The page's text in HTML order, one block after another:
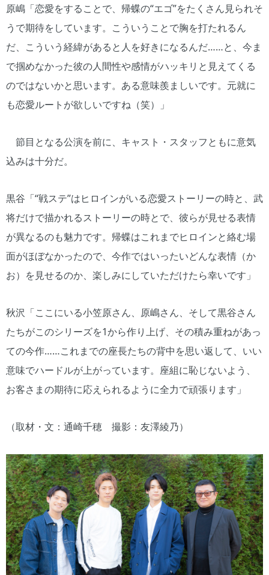
原嶋「恋愛をすることで、帰蝶の“エゴ”をたくさん見られそ
うで期待をしています。こういうことで胸を打たれるん
だ、こういう経緯があると人を好きになるんだ……と、今ま
で掴めなかった彼の人間性や感情がハッキリと見えてくる
のではないかと思います。ある意味羨ましいです。元就に
も恋愛ルートが欲しいですね（笑）」
節目となる公演を前に、キャスト・スタッフともに意気
込みは十分だ。
黒谷「“戦ステ”はヒロインがいる恋愛ストーリーの時と、武
将だけで描かれるストーリーの時とで、彼らが見せる表情
が異なるのも魅力です。帰蝶はこれまでヒロインと絡む場
面がほぼなかったので、今作ではいったいどんな表情（か
お）を見せるのか、楽しみにしていただけたら幸いです」
秋沢「ここにいる小笠原さん、原嶋さん、そして黒谷さん
たちがこのシリーズを1から作り上げ、その積み重ねがあっ
ての今作……これまでの座長たちの背中を思い返して、いい
意味でハードルが上がっています。座組に恥じないよう、
お客さまの期待に応えられるように全力で頑張ります」
（取材・文：通崎千穂 撮影：友澤綾乃）